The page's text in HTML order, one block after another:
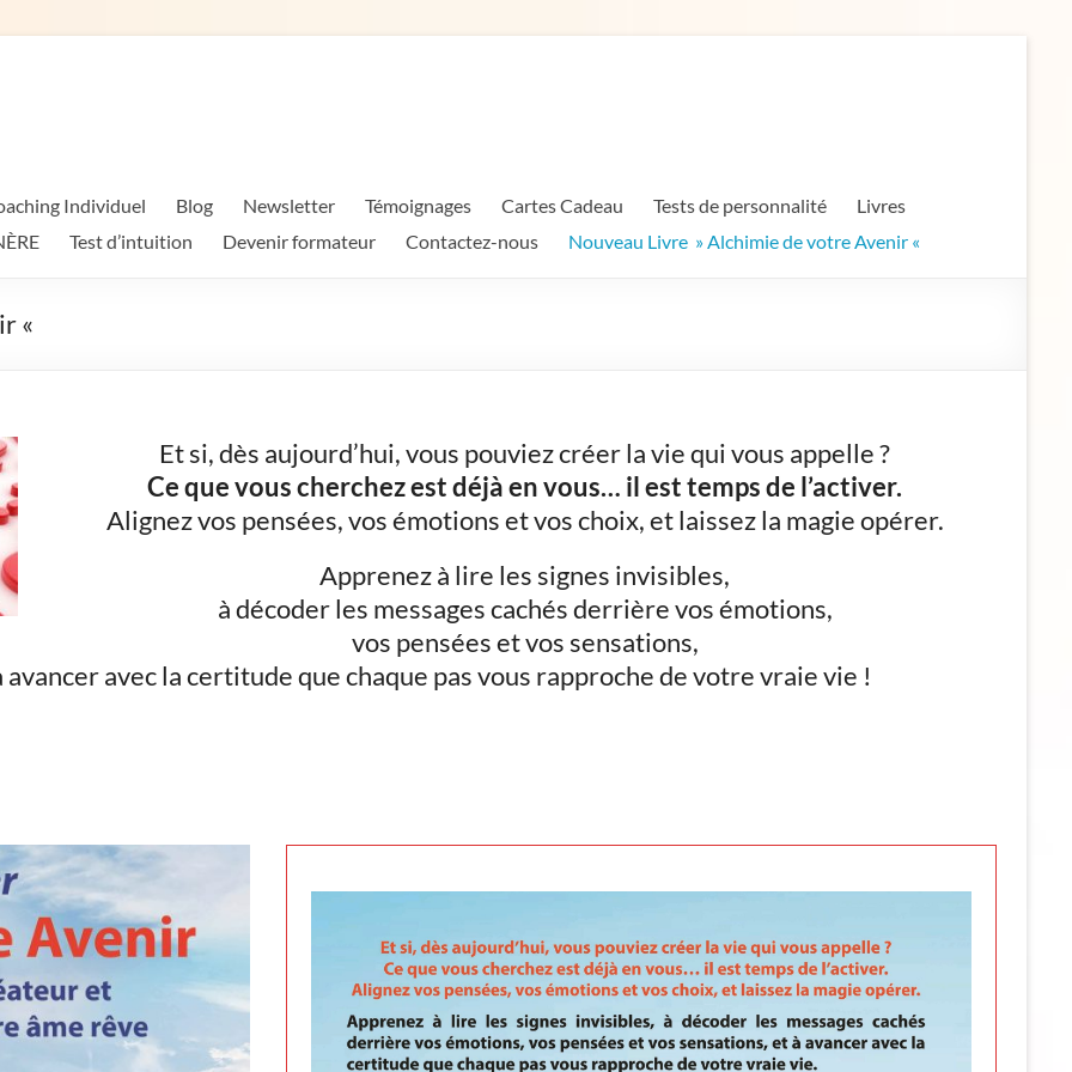
Individuel Blog Newsletter Témoignages Cartes Cadeau Tests de personnalité
Livres
Test d’intuition Devenir formateur Contactez-nous Nouveau Livre » Alchimie de votre Avenir «
«
Et si, dès aujourd’hui, vous pouviez créer la vie qui vous appelle ?
Ce que vous cherchez est déjà en vous… il est temps de l’activer.
Alignez vos pensées, vos émotions et vos choix, et laissez la magie opérer.
Apprenez à lire les signes invisibles,
à décoder les messages cachés derrière vos émotions,
vos pensées et vos sensations,
avancer avec la certitude que chaque pas vous rapproche de votre vraie vie !